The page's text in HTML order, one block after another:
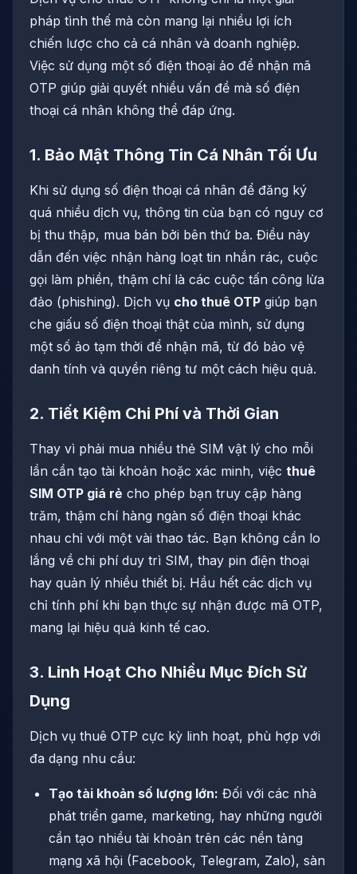
pháp tình thế mà còn mang lại nhiều lợi ích
chiến lược cho cả cá nhân và doanh nghiệp.
Việc sử dụng một số điện thoại ảo để nhận mã
OTP giúp giải quyết nhiều vấn đề mà số điện
thoại cá nhân không thể đáp ứng.
1. Bảo Mật Thông Tin Cá Nhân Tối Ưu
Khi sử dụng số điện thoại cá nhân để đăng ký
quá nhiều dịch vụ, thông tin của bạn có nguy cơ
bị thu thập, mua bán bởi bên thứ ba. Điều này
dẫn đến việc nhận hàng loạt tin nhắn rác, cuộc
gọi làm phiền, thậm chí là các cuộc tấn công lừa
đảo (phishing). Dịch vụ cho thuê OTP giúp bạn
che giấu số điện thoại thật của mình, sử dụng
một số ảo tạm thời để nhận mã, từ đó bảo vệ
danh tính và quyền riêng tư một cách hiệu quả.
2. Tiết Kiệm Chi Phí và Thời Gian
Thay vì phải mua nhiều thẻ SIM vật lý cho mỗi
lần cần tạo tài khoản hoặc xác minh, việc thuê
SIM OTP giá rẻ cho phép bạn truy cập hàng
trăm, thậm chí hàng ngàn số điện thoại khác
nhau chỉ với một vài thao tác. Bạn không cần lo
lắng về chi phí duy trì SIM, thay pin điện thoại
hay quản lý nhiều thiết bị. Hầu hết các dịch vụ
chỉ tính phí khi bạn thực sự nhận được mã OTP,
mang lại hiệu quả kinh tế cao.
3. Linh Hoạt Cho Nhiều Mục Đích Sử
Dụng
Dịch vụ thuê OTP cực kỳ linh hoạt, phù hợp với
đa dạng nhu cầu:
Tạo tài khoản số lượng lớn: Đối với các nhà
phát triển game, marketing, hay những người
cần tạo nhiều tài khoản trên các nền tảng
mạng xã hội (Facebook, Telegram, Zalo), sàn